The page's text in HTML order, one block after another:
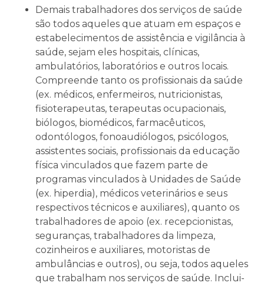
Demais trabalhadores dos serviços de saúde
são todos aqueles que atuam em espaços e
estabelecimentos de assistência e vigilância à
saúde, sejam eles hospitais, clínicas,
ambulatórios, laboratórios e outros locais.
Compreende tanto os profissionais da saúde
(ex. médicos, enfermeiros, nutricionistas,
fisioterapeutas, terapeutas ocupacionais,
biólogos, biomédicos, farmacêuticos,
odontólogos, fonoaudiólogos, psicólogos,
assistentes sociais, profissionais da educação
física vinculados que fazem parte de
programas vinculados à Unidades de Saúde
(ex. hiperdia), médicos veterinários e seus
respectivos técnicos e auxiliares), quanto os
trabalhadores de apoio (ex. recepcionistas,
seguranças, trabalhadores da limpeza,
cozinheiros e auxiliares, motoristas de
ambulâncias e outros), ou seja, todos aqueles
que trabalham nos serviços de saúde. Inclui-